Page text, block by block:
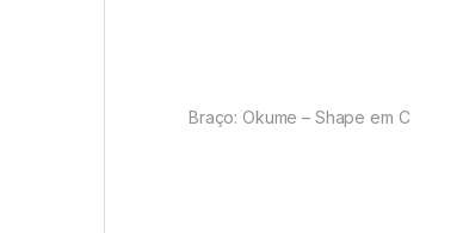
Braço: Okume – Shape em C